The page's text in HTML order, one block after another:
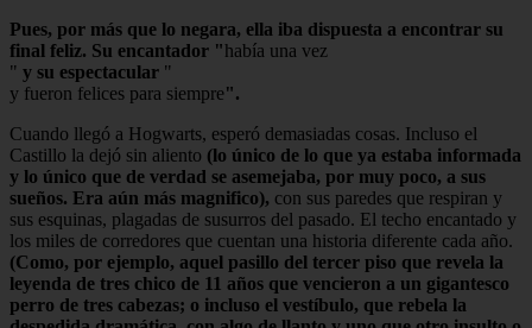
Pues, por más que lo negara, ella iba dispuesta a encontrar su
final feliz. Su encantador "había una vez
" y su espectacular "
y fueron felices para siempre".
Cuando llegó a Hogwarts, esperó demasiadas cosas. Incluso el
Castillo la dejó sin aliento (lo único de lo que ya estaba informada
y lo único que de verdad se asemejaba, por muy poco, a sus
sueños. Era aún más magnifico), con sus paredes que respiran y
sus esquinas, plagadas de susurros del pasado. El techo encantado y
los miles de corredores que cuentan una historia diferente cada año.
(Como, por ejemplo, aquel pasillo del tercer piso que revela la
leyenda de tres chico de 11 años que vencieron a un gigantesco
perro de tres cabezas; o incluso el vestíbulo, que rebela la